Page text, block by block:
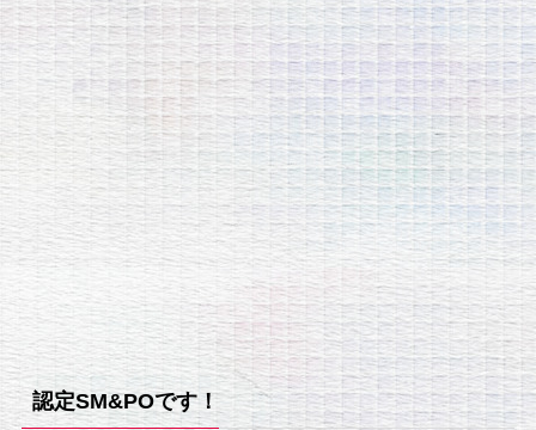
認定SM&POです！